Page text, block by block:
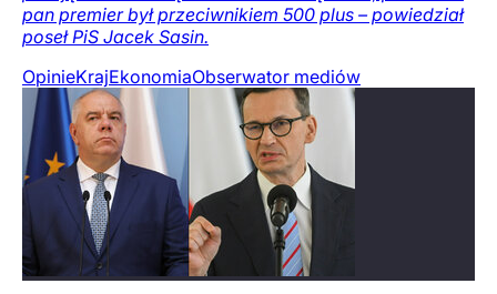
pan premier był przeciwnikiem 500 plus – powiedział
poseł PiS Jacek Sasin.
OpinieKrajEkonomiaObserwator mediów